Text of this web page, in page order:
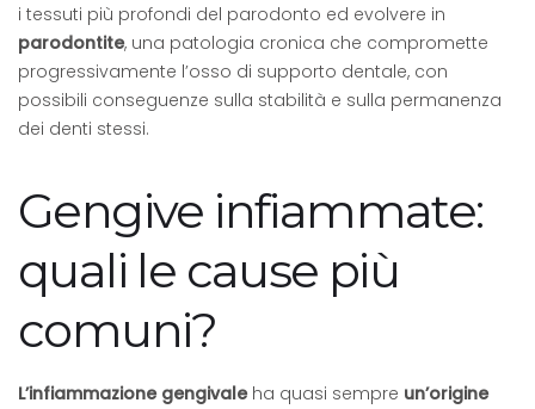
i tessuti più profondi del parodonto ed evolvere in
parodontite, una patologia cronica che compromette
progressivamente l’osso di supporto dentale, con
possibili conseguenze sulla stabilità e sulla permanenza
dei denti stessi.
Gengive infiammate:
quali le cause più
comuni?
L’infiammazione gengivaleha quasi sempre un’origine